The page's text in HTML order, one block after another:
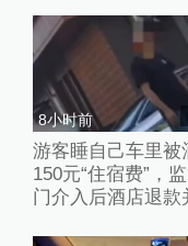
8小时前
游客睡自己车里被
150元“住宿费”，
门介入后酒店退款